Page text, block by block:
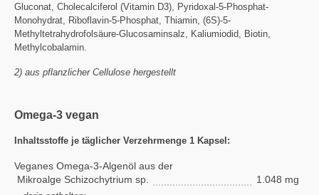
Gluconat, Cholecalciferol (Vitamin D3), Pyridoxal-5-Phosphat-
Monohydrat, Riboflavin-5-Phosphat, Thiamin, (6S)-5-
Methyltetrahydrofolsäure-Glucosaminsalz, Kaliumiodid, Biotin,
Methylcobalamin.
2) aus pflanzlicher Cellulose hergestellt
Omega-3 vegan
Inhaltsstoffe je täglicher Verzehrmenge 1 Kapsel:
Veganes Omega-3-Algenöl aus der
Mikroalge Schizochytrium sp.
1.048 mg